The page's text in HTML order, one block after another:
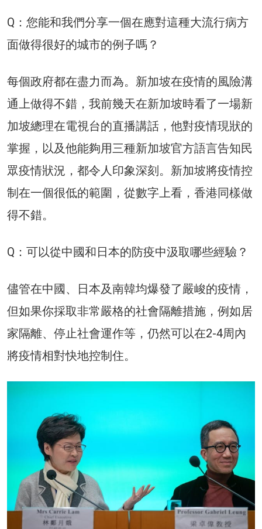
Q：您能和我們分享一個在應對這種大流行病方
面做得很好的城市的例子嗎？
每個政府都在盡力而為。新加坡在疫情的風險溝
通上做得不錯，我前幾天在新加坡時看了一場新
加坡總理在電視台的直播講話，他對疫情現狀的
掌握，以及他能夠用三種新加坡官方語言告知民
眾疫情狀況，都令人印象深刻。新加坡將疫情控
制在一個很低的範圍，從數字上看，香港同樣做
得不錯。
Q：可以從中國和日本的防疫中汲取哪些經驗？
儘管在中國、日本及南韓均爆發了嚴峻的疫情，
但如果你採取非常嚴格的社會隔離措施，例如居
家隔離、停止社會運作等，仍然可以在2-4周內
將疫情相對快地控制住。